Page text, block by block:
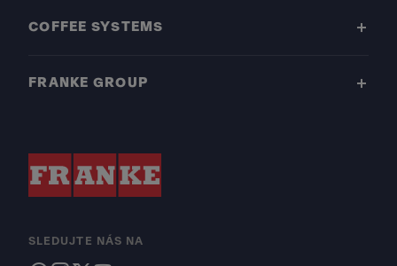
COFFEE SYSTEMS
FRANKE GROUP
SLEDUJTE NÁS NA